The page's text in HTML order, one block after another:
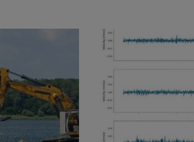
IAȘI: Pompierii au extras un